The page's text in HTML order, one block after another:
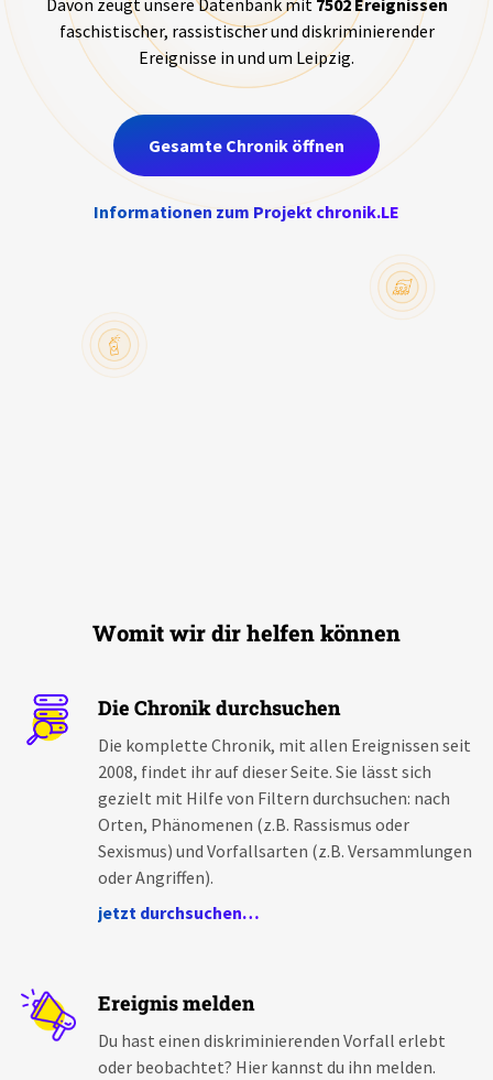
Veranstaltungen
Pressemitteilungen
Über uns
Projektbeschreibung
Unterstützer_innen
Spenden
Nationalismus
Verschwörungstheorien
Behindertenfeindlichkeit
faschistischer, rassistischer und diskriminierender
Ereignisse in und um Leipzig.
Gesamte Chronik öffnen
Informationen zum Projekt chronik.LE
Womit wir dir helfen können
Die Chronik durchsuchen
Die komplette Chronik, mit allen Ereignissen seit
2008, findet ihr auf dieser Seite. Sie lässt sich
gezielt mit Hilfe von Filtern durchsuchen: nach
Orten, Phänomenen (z.B. Rassismus oder
Sexismus) und Vorfallsarten (z.B. Versammlungen
oder Angriffen).
jetzt durchsuchen…
Ereignis melden
Du hast einen diskriminierenden Vorfall erlebt
oder beobachtet? Hier kannst du ihn melden.